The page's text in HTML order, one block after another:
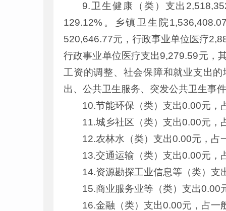
9.卫生健康（类）支出
129.12%。乡镇卫生院
520,646.77元，行政事业单位医疗
行政事业单位医疗支出9,279.59元，
工资的调整、社会保障和就业支出
出、公共卫生服务、突发公共卫生事
10.节能环保（类）支出0.00元，
11.城乡社区（类）支出0.00元，
12.农林水（类）支出0.00元，占
13.交通运输（类）支出0.00元，
14.资源勘探工业信息等（类）
15.商业服务业等（类）支出0.00
16.金融（类）支出0.00元，占一